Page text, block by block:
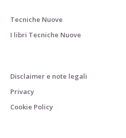
Tecniche Nuove
I libri Tecniche Nuove
Disclaimer e note legali
Privacy
Cookie Policy